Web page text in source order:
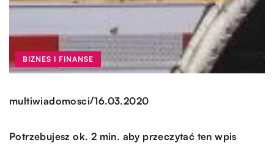
BIZNES I FINANSE
multiwiadomosci/16.03.2020
Potrzebujesz ok. 2 min. aby przeczytać ten wpis